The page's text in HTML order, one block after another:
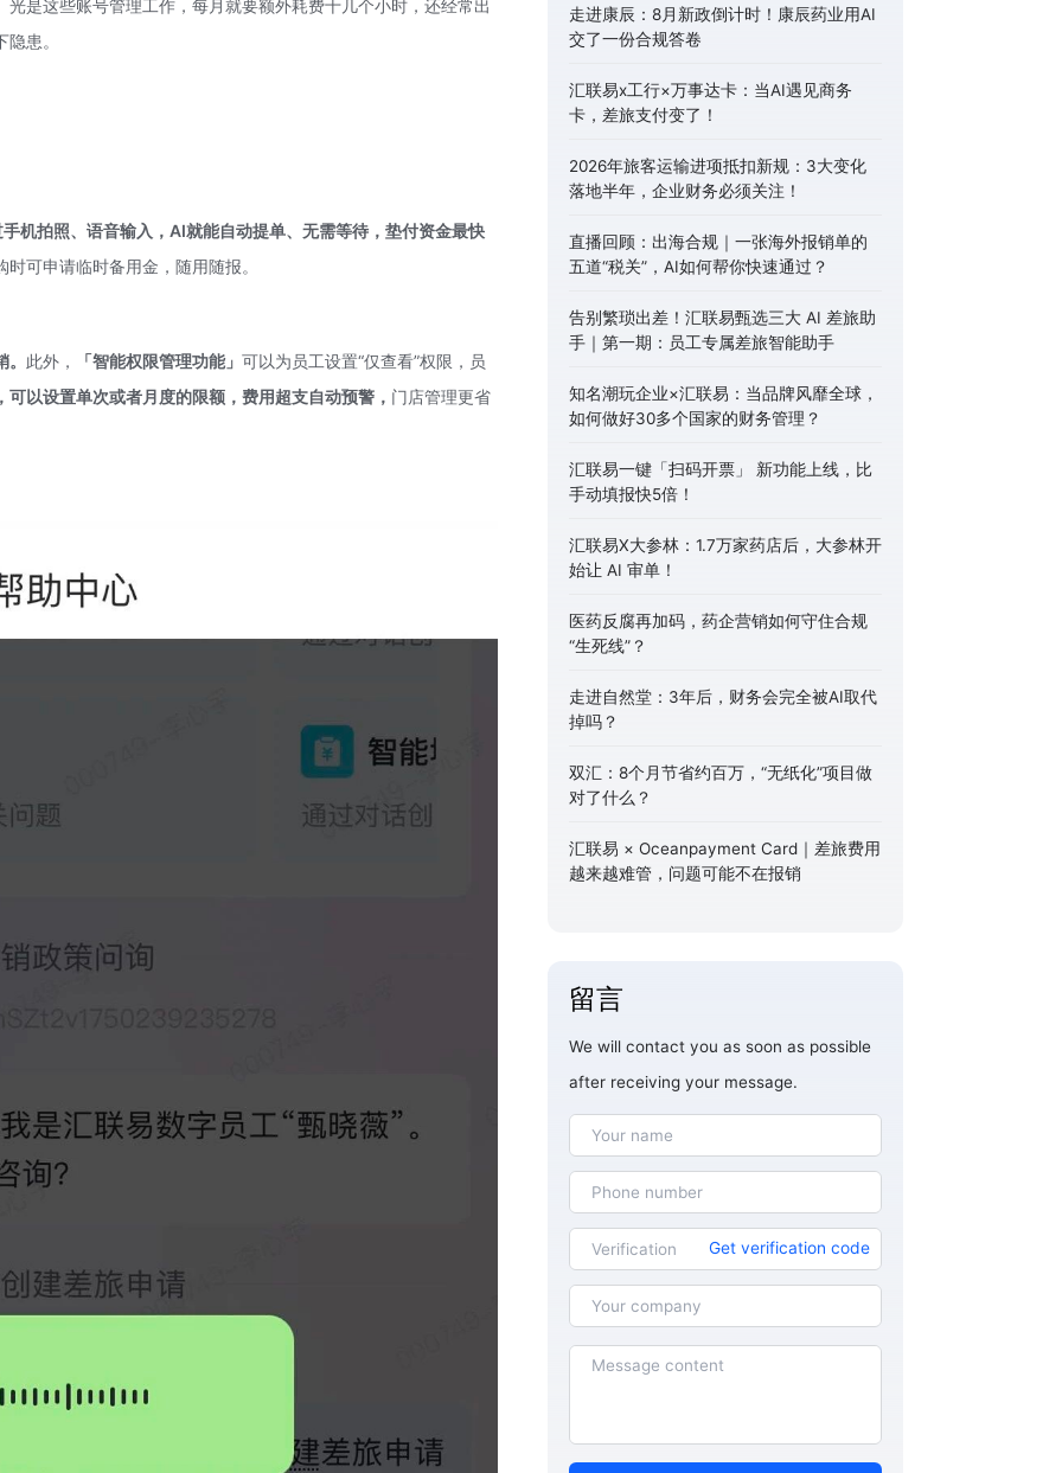
光是这些账号管理工作，每月就要额外耗费十几个小时，还经常出
患。
机拍照、语音输入，AI就能自动提单、无需等待，垫付资金最快
时可申请临时备用金，随用随报。
此外， 「智能权限管理功能」可以为员工设置“仅查看”权限，员
可以设置单次或者月度的限额，费用超支自动预警， 门店管理更省
走进康辰：8月新政倒计时！康辰药业用AI
交了一份合规答卷
汇联易x工行×万事达卡：当AI遇见商务
卡，差旅支付变了！
2026年旅客运输进项抵扣新规：3大变化
落地半年，企业财务必须关注！
直播回顾：出海合规｜一张海外报销单的
五道“税关”，AI如何帮你快速通过？
告别繁琐出差！汇联易甄选三大 AI 差旅助
手｜第一期：员工专属差旅智能助手
知名潮玩企业×汇联易：当品牌风靡全球，
如何做好30多个国家的财务管理？
汇联易一键「扫码开票」 新功能上线，比
手动填报快5倍！
汇联易X大参林：1.7万家药店后，大参林开
始让 AI 审单！
医药反腐再加码，药企营销如何守住合规
“生死线”？
走进自然堂：3年后，财务会完全被AI取代
掉吗？
双汇：8个月节省约百万，“无纸化”项目做
对了什么？
汇联易 × Oceanpayment Card｜差旅费用
越来越难管，问题可能不在报销
留言
We will contact you as soon as possible
after receiving your message.
Get verification code